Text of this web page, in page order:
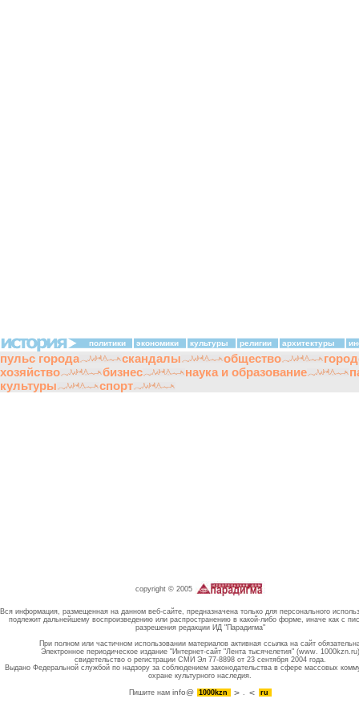
политики экономики культуры религии архитектуры
пульс города скандалы общество
хозяйство
бизнес наука и образование
культуры
спорт
copyright © 2005
Вся информация, размещенная на данном веб-сайте, предназначена только для персонального
подлежит дальнейшему воспроизведению или распространению в какой-либо форме, иначе как с
разрешения редакции ИД "Парадигма"
При полном или частичном использовании материалов активная ссылка на сайт
Электронное периодическое издание "Интернет-сайт "Лента тысячелетия" (www. 1000kzn.ru)
свидетельство о регистрации СМИ Эл 77-8898 от 23 сентября 2004 года.
Выдано Федеральной службой по надзору за соблюдением законодательства в сфере массовых
охране культурного наследия.
Пишите намinfo@ 1000kzn . ru